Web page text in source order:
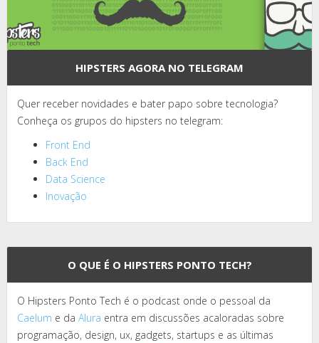
HIPSTERS AGORA NO TELEGRAM
Quer receber novidades e bater papo sobre tecnologia?
Conheça os grupos do hipsters no telegram:
Front End
Back End
Data Science
Inovação
O QUE É O HIPSTERS PONTO TECH?
O Hipsters Ponto Tech é o podcast onde o pessoal da
Caelum e da Alura entra em discussões acaloradas sobre
programação, design, ux, gadgets, startups e as últimas